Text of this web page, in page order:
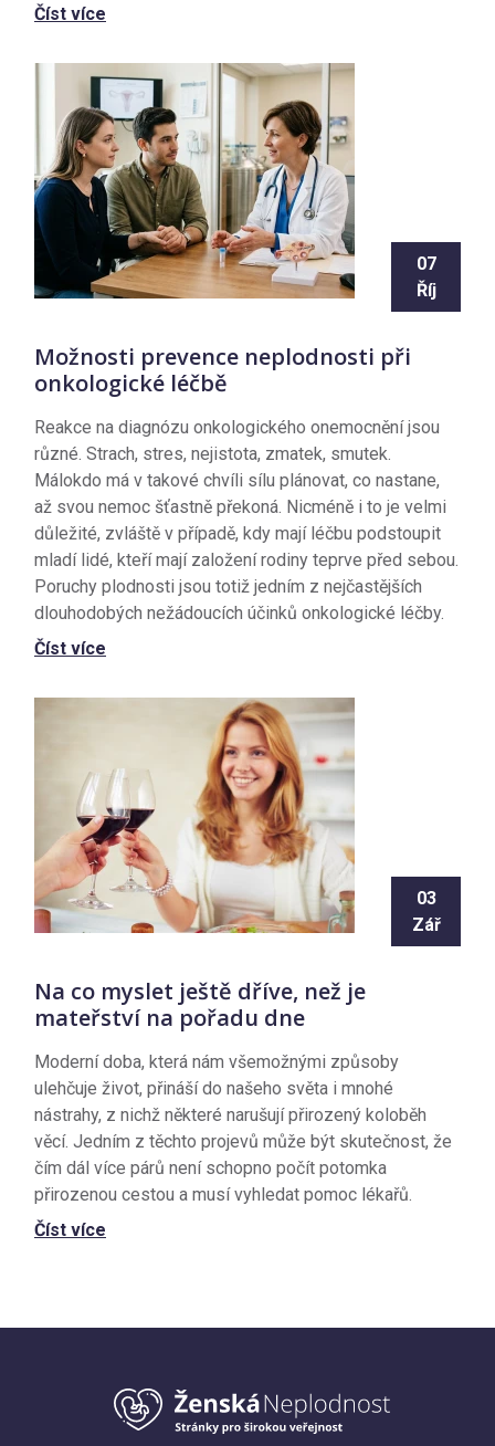
Číst více
07
Říj
Možnosti prevence neplodnosti při
onkologické léčbě
Reakce na diagnózu onkologického onemocnění jsou
různé. Strach, stres, nejistota, zmatek, smutek.
Málokdo má v takové chvíli sílu plánovat, co nastane,
až svou nemoc šťastně překoná. Nicméně i to je velmi
důležité, zvláště v případě, kdy mají léčbu podstoupit
mladí lidé, kteří mají založení rodiny teprve před sebou.
Poruchy plodnosti jsou totiž jedním z nejčastějších
dlouhodobých nežádoucích účinků onkologické léčby.
Číst více
03
Zář
Na co myslet ještě dříve, než je
mateřství na pořadu dne
Moderní doba, která nám všemožnými způsoby
ulehčuje život, přináší do našeho světa i mnohé
nástrahy, z nichž některé narušují přirozený koloběh
věcí. Jedním z těchto projevů může být skutečnost, že
čím dál více párů není schopno počít potomka
přirozenou cestou a musí vyhledat pomoc lékařů.
Číst více